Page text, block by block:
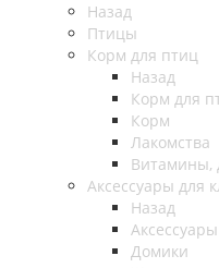
Назад
Птицы
Корм для птиц
Назад
Корм для
Корм
Лакомства
Витамины,
Аксессуары для
Назад
Домики